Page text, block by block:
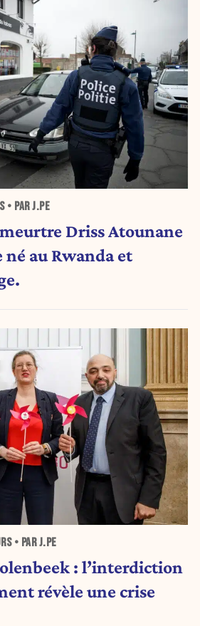
• PAR J.PE
Driss Atounane
au Rwanda et
• PAR J.PE
: l’interdiction
révèle une crise